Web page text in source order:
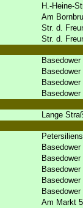
H.-Heine-
Am
Str. d.
Str. d.
Lange
Am Markt 5